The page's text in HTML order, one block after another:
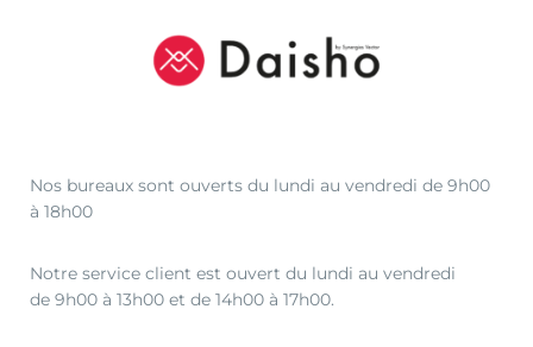
Nos bureaux sont ouverts du lundi au vendredi de 9h00
à 18h00
Notre service client est ouvert du lundi au vendredi
de 9h00 à 13h00 et de 14h00 à 17h00.